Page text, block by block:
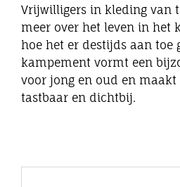
Vrijwilligers in kleding van
meer over het leven in het
hoe het er destijds aan toe
kampement vormt een
voor jong en oud en maakt
tastbaar en dichtbij.